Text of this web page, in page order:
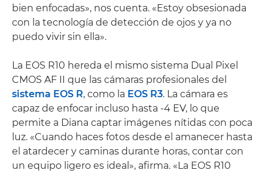
bien enfocadas», nos cuenta. «Estoy obsesionada
con la tecnología de detección de ojos y ya no
puedo vivir sin ella».
La EOS R10 hereda el mismo sistema Dual Pixel
CMOS AF II que las cámaras profesionales del
sistema EOS R, como la EOS R3. La cámara es
capaz de enfocar incluso hasta -4 EV, lo que
permite a Diana captar imágenes nítidas con poca
luz. «Cuando haces fotos desde el amanecer hasta
el atardecer y caminas durante horas, contar con
un equipo ligero es ideal», afirma. «La EOS R10